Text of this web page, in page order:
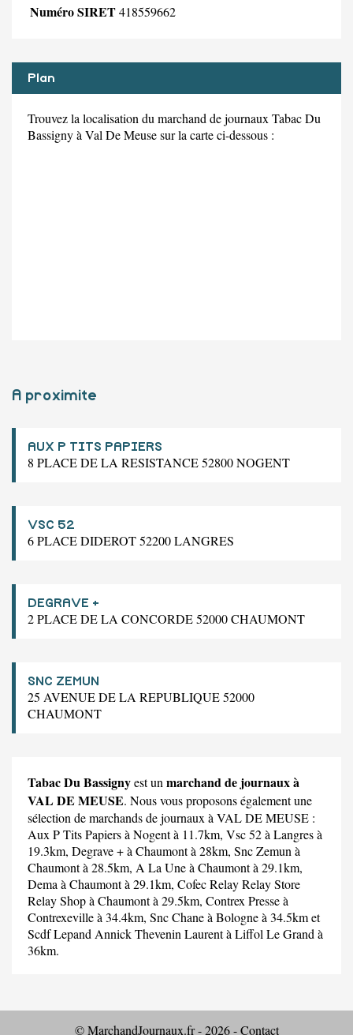
Numéro SIRET418559662
Plan
Trouvez la localisation du marchand de journaux Tabac Du
Bassigny à Val De Meuse sur la carte ci-dessous :
A proximite
AUX P TITS PAPIERS
8 PLACE DE LA RESISTANCE 52800 NOGENT
VSC 52
6 PLACE DIDEROT 52200 LANGRES
DEGRAVE +
2 PLACE DE LA CONCORDE 52000 CHAUMONT
SNC ZEMUN
25 AVENUE DE LA REPUBLIQUE 52000
CHAUMONT
Tabac Du Bassignyest un marchand de journaux à
VAL DE MEUSE. Nous vous proposons également une
sélection de marchands de journaux à VAL DE MEUSE :
Aux P Tits Papiersà Nogent à 11.7km, Vsc 52à Langres à
19.3km, Degrave +à Chaumont à 28km, Snc Zemun à
Chaumont à 28.5km, A La Uneà Chaumont à 29.1km,
Dema à Chaumont à 29.1km, Cofec Relay Relay Store
Relay Shopà Chaumont à 29.5km, Contrex Presseà
Contrexeville à 34.4km, Snc Chaneà Bologne à 34.5km et
Scdf Lepand Annick Thevenin Laurentà Liffol Le Grand à
36km.
© MarchandJournaux.fr - 2026 -Contact